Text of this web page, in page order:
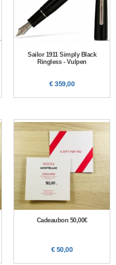
Sailor 1911 Simply Black
Ringless - Vulpen
€ 359,00
Cadeaubon 50,00€
€ 50,00